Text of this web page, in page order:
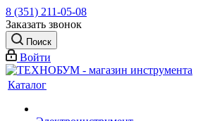
8 (351) 211-05-08
Заказать звонок
Поиск
Войти
Каталог